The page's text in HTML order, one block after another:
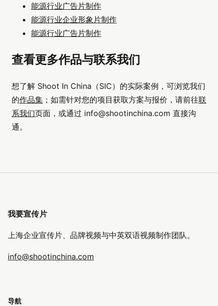
能源行业广告片制作
能源行业企业形象片制作
能源行业广告片制作
查看更多作品与联系我们
想了解 Shoot In China（SIC）的实际案例，可浏览我们
的作品集 ；如需针对您的项目获取方案与报价，请前往联
系我们页面，或通过 info@shootinchina.com 直接沟
通。
我要宣传片
上海企业宣传片、品牌视频与中英双语视频制作团队。
info@shootinchina.com
导航